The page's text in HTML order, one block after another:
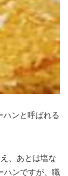
ハンと呼ばれる
、あとは塩な
ハンですが、職